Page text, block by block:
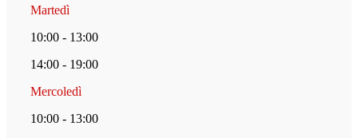
Martedì
10:00 - 13:00
14:00 - 19:00
Mercoledì
10:00 - 13:00